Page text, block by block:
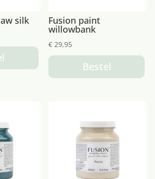
silk Fusion paint
willowbank
€ 29,95
Bestel